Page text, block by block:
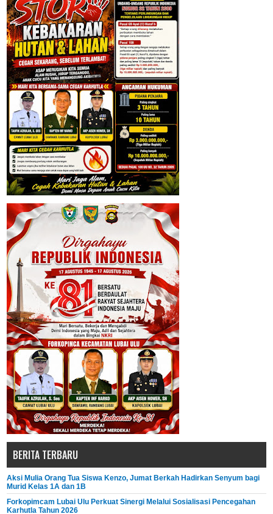
BERITA TERBARU
Aksi Mulia Orang Tua Siswa Kenzo, Jumat Berkah Hadirkan Senyum bagi
Murid Kelas 1A dan 1B
Forkopimcam Lubai Ulu Perkuat Sinergi Melalui Sosialisasi Pencegahan
Karhutla Tahun 2026